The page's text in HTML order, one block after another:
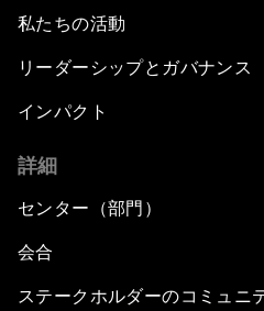
私たちの活動
リーダーシップとガバナンス
インパクト
詳細
センター（部門）
会合
ステークホルダーのコミュニ